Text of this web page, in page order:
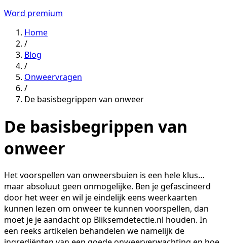
Word premium
Home
/
Blog
/
Onweervragen
/
De basisbegrippen van onweer
De basisbegrippen van
onweer
Het voorspellen van onweersbuien is een hele klus…
maar absoluut geen onmogelijke. Ben je gefascineerd
door het weer en wil je eindelijk eens weerkaarten
kunnen lezen om onweer te kunnen voorspellen, dan
moet je je aandacht op Bliksemdetectie.nl houden. In
een reeks artikelen behandelen we namelijk de